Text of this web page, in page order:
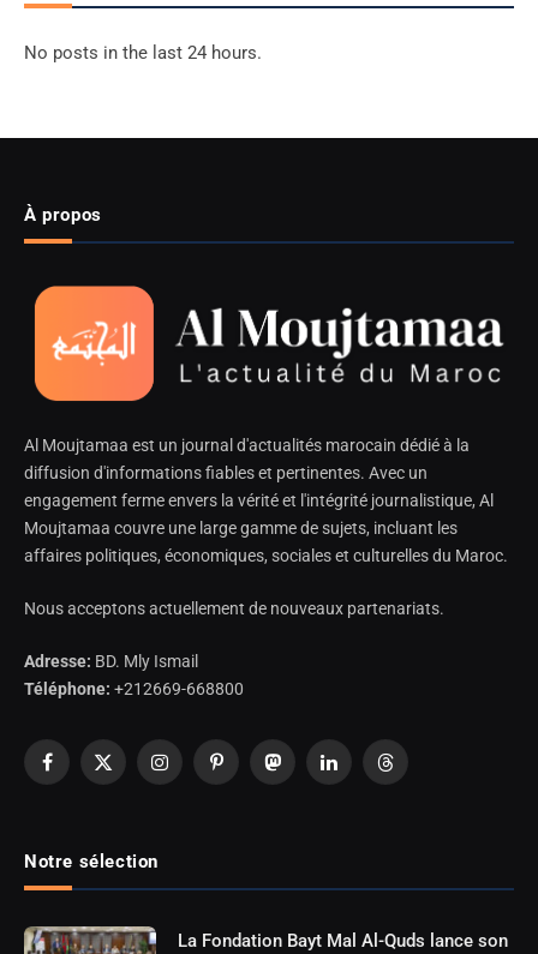
No posts in the last 24 hours.
À propos
Al Moujtamaa est un journal d'actualités marocain dédié à la
diffusion d'informations fiables et pertinentes. Avec un
engagement ferme envers la vérité et l'intégrité journalistique, Al
Moujtamaa couvre une large gamme de sujets, incluant les
affaires politiques, économiques, sociales et culturelles du Maroc.
Nous acceptons actuellement de nouveaux partenariats.
Adresse: BD. Mly Ismail
Téléphone: +212669-668800
Facebook
X
InstagramPinterestMastodonLinkedInThreads
Notre sélection
La Fondation Bayt Mal Al-Quds lance son